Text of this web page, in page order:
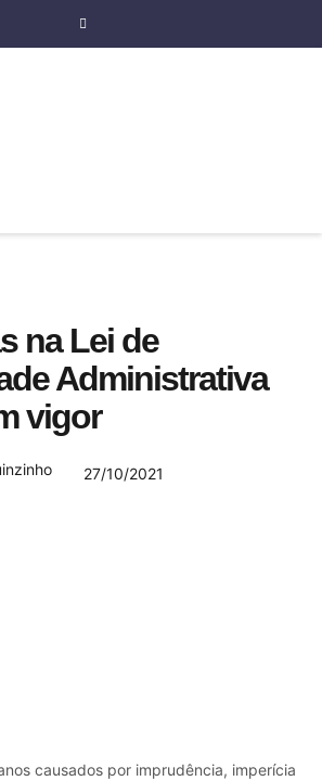
na Lei de
Administrativa
vigor
27/10/2021
causados por imprudência, imperícia